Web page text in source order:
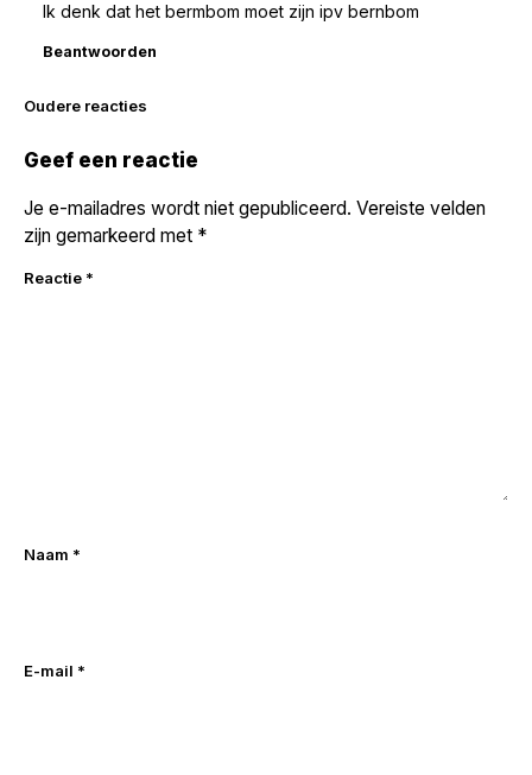
Ik denk dat het bermbom moet zijn ipv bernbom
Beantwoorden
Reacties
navigatie
Oudere reacties
Geef een reactie
Je e-mailadres wordt niet gepubliceerd. Vereiste velden
zijn gemarkeerd met *
Reactie *
Naam *
E-mail *